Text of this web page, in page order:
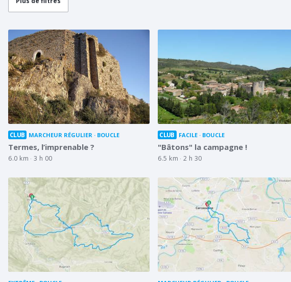
CLUB MARCHEUR RÉGULIER BOUCLE
Termes, l’imprenable ?
6.0 km 3 h 00
CLUB FACILE BOUCLE
"Bâtons" la campagne !
6.5 km 2 h 30